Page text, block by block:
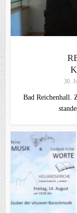
30.
Bad Reichenhall.